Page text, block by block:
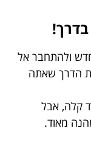
ולהתחבר אל
הדרך שאתה
קלה, אבל
מאוד.